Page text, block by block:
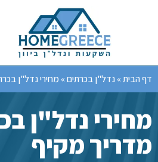
דף הבית» נדל"ן בכרתים» מחירי נדל"ן
מחירי נדל"ן
מדריך מקיף